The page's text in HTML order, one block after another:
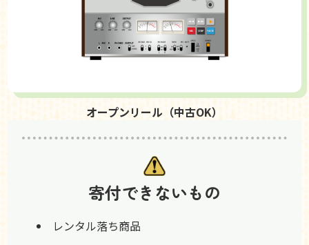
オープンリール（中古OK）
寄付できないもの
レンタル落ち商品